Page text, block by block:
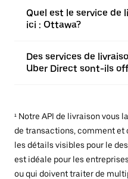
Quel est le service de
ici : Ottawa?
Des services de
Uber Direct sont-ils
¹ Notre API de livraison vous
de transactions, comment et
les détails visibles pour le
est idéale pour les
ou qui doivent traiter de